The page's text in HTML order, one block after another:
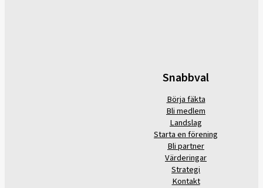
Snabbval
Börja fäkta
Bli medlem
Landslag
Starta en förening
Bli partner
Värderingar
Strategi
Kontakt